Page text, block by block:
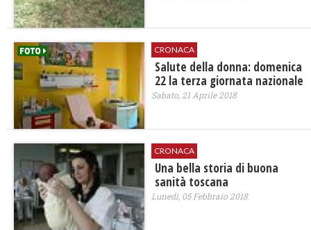
CRONACA
Salute della donna: domenica
22 la terza giornata nazionale
Sabato, 21 Aprile 2018
CRONACA
Una bella storia di buona
sanità toscana
Lunedì, 05 Febbraio 2018